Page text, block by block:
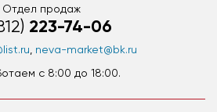
Отдел продаж
223-74-06
neva-market@bk.ru
c 8:00 до 18:00.